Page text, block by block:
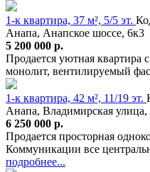
1-к квартира, 37 м², 5/5 эт.
Анапа, Анапское шоссе, 6к3
5 200 000 р.
Продается уютная
монолит, вентилируемый
1-к квартира, 42 м², 11/19 эт.
Анапа, Владимирская
6 250 000 р.
Продается просторная
Коммуникации все
подробнее...